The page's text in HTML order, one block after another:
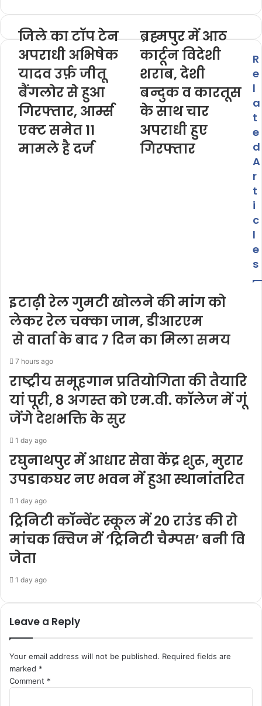
s
जिले का टॉप टेन
अपराधी अभिषेक
यादव उर्फ़ जीतू
बैंगलोर से हुआ
गिरफ्तार, आर्म्स
एक्ट समेत 11
मामले है दर्ज
ब्रह्मपुर में आठ
कार्टून विदेशी
शराब, देशी
बन्दुक व कारतूस
के साथ चार
अपराधी हुए
गिरफ्तार
R
e
l
a
t
e
d
A
r
t
i
c
l
e
s
इटाढ़ी रेल गुमटी खोलने की मांग को
लेकर रेल चक्का जाम, डीआरएम
से वार्ता के बाद 7 दिन का मिला समय
7 hours ago
राष्ट्रीय समूहगान प्रतियोगिता की तैयारि
यां पूरी, 8 अगस्त को एम.वी. कॉलेज में गूं
जेंगे देशभक्ति के सुर
1 day ago
रघुनाथपुर में आधार सेवा केंद्र शुरू, मुरार
उपडाकघर नए भवन में हुआ स्थानांतरित
1 day ago
ट्रिनिटी कॉन्वेंट स्कूल में 20 राउंड की रो
मांचक क्विज में ‘ट्रिनिटी चैम्पस’ बनी वि
जेता
1 day ago
Leave a Reply
Your email address will not be published. Required fields are
marked *
Comment *